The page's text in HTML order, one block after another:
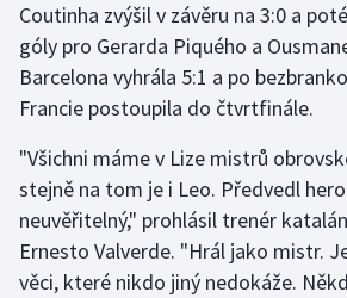
Golf
Gymnastika
Jezdectví
Judo
Coutinha zvýšil v závěru na 3:0 a
góly pro Gerarda Piquého a
Barcelona vyhrála 5:1 a po
Francie postoupila do čtvrtfinále.
"Všichni máme v Lize mistrů
stejně na tom je i Leo. Předvedl
neuvěřitelný," prohlásil trenér
Ernesto Valverde. "Hrál jako mistr.
věci, které nikdo jiný nedokáže.